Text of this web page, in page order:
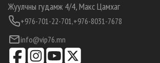
Жуулчны гудамж 4/4, Макс Цамхаг
+976-701-22-701,+976-8031-7678
info@vip76.mn